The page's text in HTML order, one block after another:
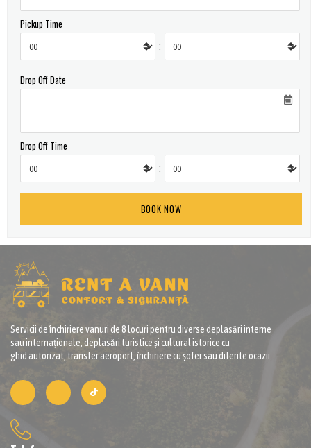
Pickup Time
:
Drop Off Date
Drop Off Time
:
Servicii de închiriere vanuri de 8 locuri pentru diverse deplasări interne
sau internaționale, deplasări turistice și cultural istorice cu
ghid autorizat, transfer aeroport, închiriere cu șofer sau diferite ocazii.